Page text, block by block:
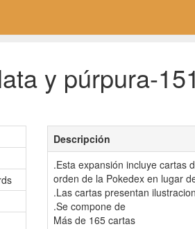
y púrpura-
Descripción
.Esta expansión incluye cartas
orden de la Pokedex en lugar
.Las cartas presentan
.Se compone de
Más de 165 cartas